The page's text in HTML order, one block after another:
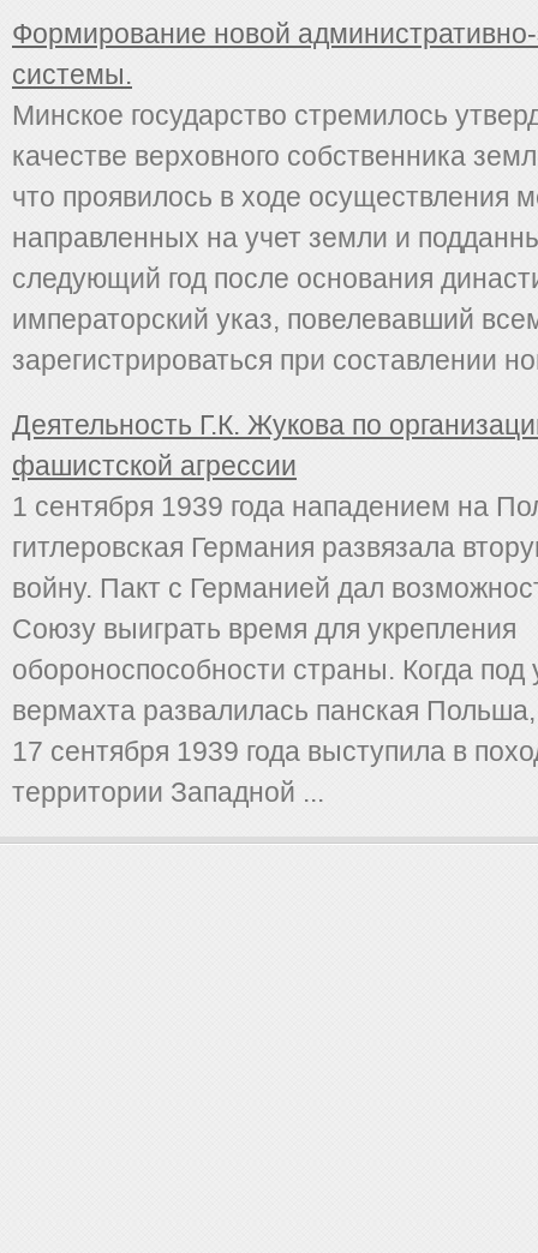
Формирование новой
системы.
Минское государство стремилось
качестве верховного собственника
что проявилось в ходе осуществления
направленных на учет земли и
следующий год после основания
императорский указ, повелевавший
зареги­стрироваться при составлении
Деятельность Г.К. Жукова по
фашистской агрессии
1 сентября 1939 года нападением на
гитлеровская Германия развязала
войну. Пакт с Германией дал
Союзу выиграть время для укрепления
обороноспособности страны. Когда под
вермахта развалилась панская
17 сентября 1939 года выступила в
территории Западной ...